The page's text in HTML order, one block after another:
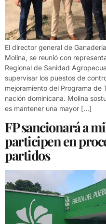
El director general de
Molina, se reunió con
Regional de Sanidad
supervisar los puestos de
mejoramiento del Programa de
nación dominicana. Molina
es mantener una mayor […]
FP sancionará a
participen en
partidos